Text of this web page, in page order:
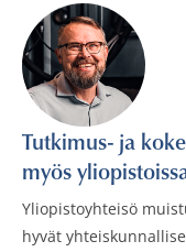
Tutkimus- ja
myös
Yliopistoyhteisö
hyvät